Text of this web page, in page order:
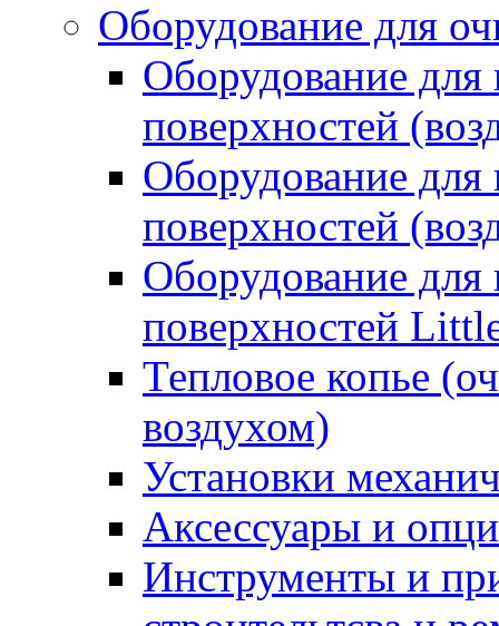
Оборудование для
Оборудование
поверхностей
Оборудование
поверхностей
Оборудование
поверхностей
Тепловое копье
воздухом)
Установки
Аксессуары и
Инструменты и